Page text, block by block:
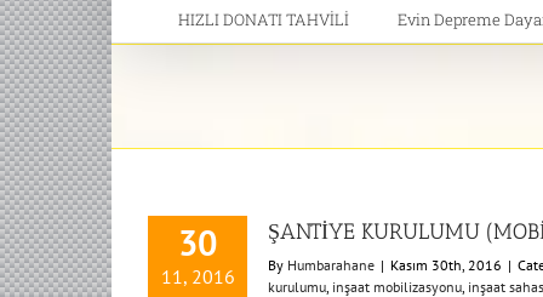
HIZLI DONATI TAHVİLİ Evin Depreme
30
11, 2016
ŞANTİYE KURULUMU
By Humbarahane | Kasım 30th, 2016 |
kurulumu, inşaat mobilizasyonu, inşaat